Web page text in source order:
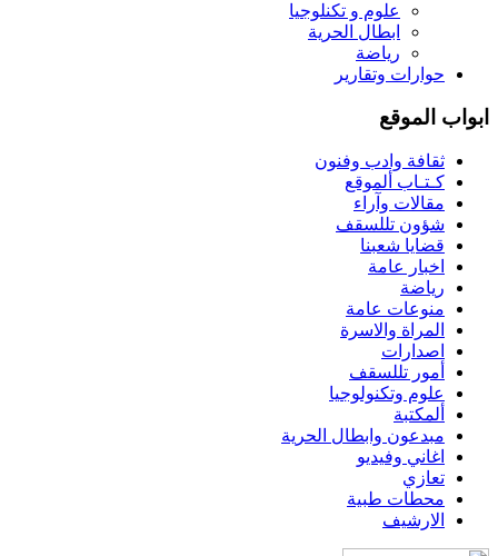
علوم و تکنلوجیا
ابطال الحرية
رياضة
حوارات وتقارير
ابواب الموقع
ثقافة وادب وفنون
كـتـاب ألموقع
مقالات وآراء
شؤون تللسقف
قضايا شعبنا
اخبار عامة
رياضة
منوعات عامة
المراة والاسرة
اصدارات
أمور تللسقف
علوم وتكنولوجيا
ألمكتبة
مبدعون وابطال الحرية
اغاني وفيديو
تعازي
محطات طبية
الارشيف